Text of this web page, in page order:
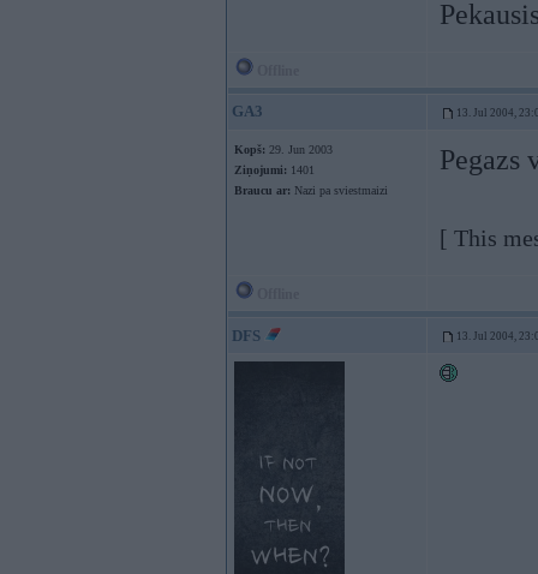
GA3 13. Jul 2004,
Kopš: 29. Jun 2003
Ziņojumi: 1401
Braucu ar: Nazi pa sviestmaizi
Pegazs
[ This
DFS 13. Jul 2004,